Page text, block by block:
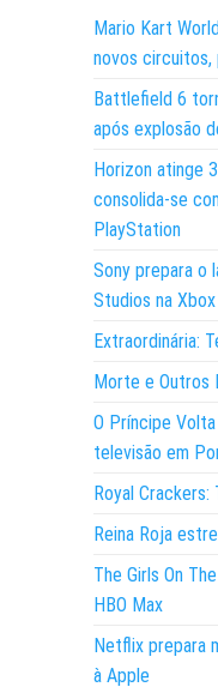
Mario Kart
novos circuitos,
Battlefield 6
após explosão
Horizon atinge
consolida-se
PlayStation
Sony prepara o
Studios na
Extraordinária:
Morte e Outros
O Príncipe
televisão em
Royal
Reina Roja
The Girls On
HBO Max
Netflix prepara
à Apple